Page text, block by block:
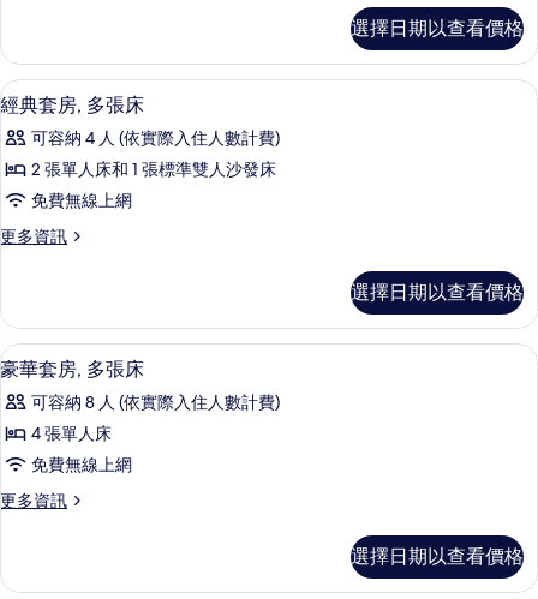
張
單
人
床
的
所
有
客
房,
2
單
人
的
詳
情
選擇日期以查看價格
顯
示
經
典
房,
張
床
的
所
有
相
片
經典套房, 多張床 | 高級寢具、羽絨被
9
經典套房, 多張床
可容納 4 人 (依實際入住人數計費)
2 張單人床和 1 張標準雙人沙發床
免費無線上網
更多資訊
更
套
房,
多
床
的
情
選擇日期以查看價格
顯
示
豪
華
房,
張
豪華套房, 多張床 | 高級寢具、羽絨被
9
豪華套房, 多張床
可容納 8 人 (依實際入住人數計費)
4 張單人床
免費無線上網
更多資訊
更
套
選擇日期以查看價格